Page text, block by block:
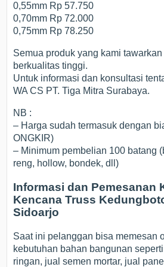
0,55mm Rp 57.750
0,70mm Rp 72.000
0,75mm Rp 78.250
Semua produk yang kami
berkualitas tinggi.
Untuk informasi dan konsultasi
WA CS PT. Tiga Mitra Surabaya.
NB :
– Harga sudah termasuk dengan
ONGKIR)
– Minimum pembelian 100 batang
reng, hollow, bondek, dll)
Informasi dan Pemesanan
Kencana Truss
Sidoarjo
Saat ini pelanggan bisa memesan
kebutuhan bahan bangunan
ringan, jual semen mortar, jual